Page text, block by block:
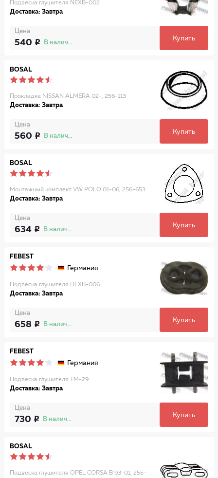
Подвеска глушителя NEXB-002
Доставка: Завтра
Цена
540 В наличии
Купить
BOSAL
Прокладка NISSAN ALMERA 02-, 256-113
Доставка: Завтра
Цена
560 В наличии
Купить
BOSAL
Монтажный комплект VW POLO 01-06, 256-653
Доставка: Завтра
Цена
634 В наличии
Купить
FEBEST
Германия
Подвеска глушителя HEXB-006
Доставка: Завтра
Цена
658 В наличии
Купить
FEBEST
Германия
Подвеска глушителя TM-29
Доставка: Завтра
Цена
730 В наличии
Купить
BOSAL
Подвеска глушителя OPEL CORSA B 93-01, 255-